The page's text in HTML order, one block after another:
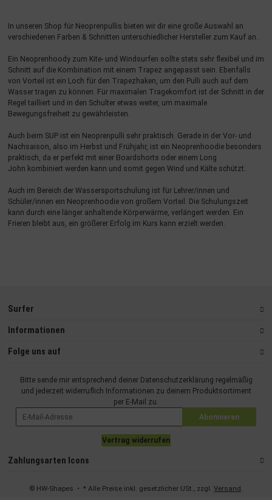
In unseren Shop für Neoprenpullis bieten wir dir eine große Auswahl an
verschiedenen Farben & Schnitten unterschiedlicher Hersteller zum Kauf an.
Ein Neoprenhoody zum Kite- und Windsurfen sollte stets sehr flexibel und im
Schnitt auf die Kombination mit einem Trapez angepasst sein. Ebenfalls
von Vorteil ist ein Loch für den Trapezhaken, um den Pulli auch auf dem
Wasser tragen zu können. Für maximalen Tragekomfort ist der Schnitt in der
Regel tailliert und in den Schulter etwas weiter, um maximale
Bewegungsfreiheit zu gewährleisten.
Auch beim SUP ist ein Neoprenpulli sehr praktisch. Gerade in der Vor- und
Nachsaison, also im Herbst und Frühjahr, ist ein Neoprenhoodie besonders
praktisch, da er perfekt mit einer Boardshorts oder einem Long
John kombiniert werden kann und somit gegen Wind und Kälte schützt.
Auch im Bereich der Wassersportschulung ist für Lehrer/innen und
Schüler/innen ein Neoprenhoodie von großem Vorteil. Die Schulungszeit
kann durch eine länger anhaltende Körperwärme, verlängert werden. Ein
Frieren bleibt aus, ein größerer Erfolg im Kurs kann erzielt werden.
Surfer
Informationen
Folge uns auf
Bitte sende mir entsprechend deiner Datenschutzerklärung regelmäßig
und jederzeit widerruflich Informationen zu deinem Produktsortiment
per E-Mail zu.
Abonnieren
Vertrag widerrufen
Zahlungsarten Icons
© HW-Shapes • * Alle Preise inkl. gesetzlicher USt., zzgl. Versand.